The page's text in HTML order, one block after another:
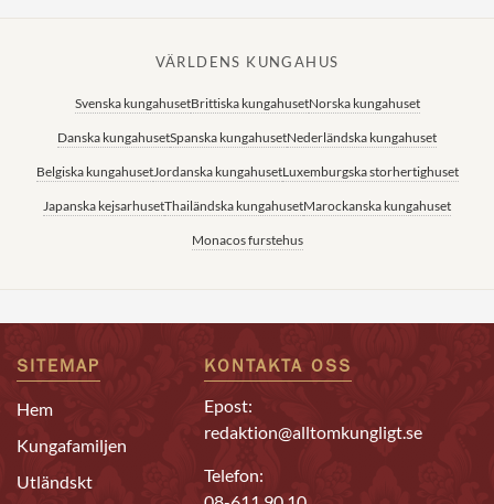
VÄRLDENS KUNGAHUS
Svenska kungahusetBrittiska kungahusetNorska kungahuset
Danska kungahusetSpanska kungahusetNederländska kungahuset
Belgiska kungahusetJordanska kungahusetLuxemburgska storhertighuset
Japanska kejsarhusetThailändska kungahusetMarockanska kungahuset
Monacos furstehus
SITEMAP
Hem
Kungafamiljen
Utländskt
KONTAKTA OSS
Epost:
redaktion@alltomkungligt.se
Telefon: